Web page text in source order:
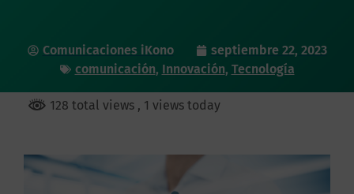
Comunicaciones iKono
septiembre 22, 2023
comunicación, Innovación, Tecnología
128 total views , 1 views today